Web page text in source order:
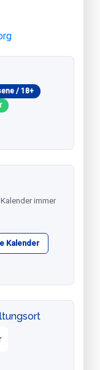
/ 18+
immer
Kalender